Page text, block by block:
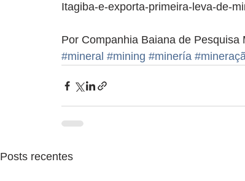
Itagiba-e-exporta-primeira-leva-de-
Por Companhia Baiana de Pesquisa
#mineral #mining #minería
Posts recentes